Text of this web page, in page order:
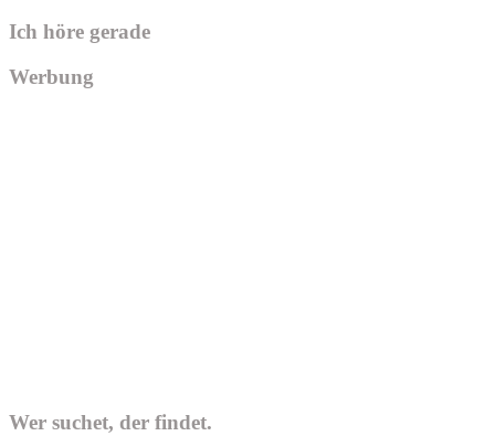
Ich höre gerade
Werbung
Wer suchet, der findet.